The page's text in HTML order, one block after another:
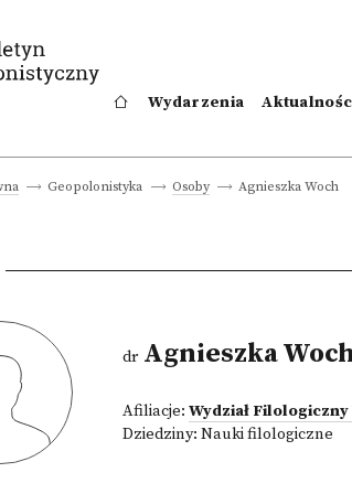
Wydarzenia
Geopolonistyka Osoby Agnieszka Woch
drAgnieszka
Afiliacje: Wydział Filologiczny
Dziedziny: Nauki filologiczne